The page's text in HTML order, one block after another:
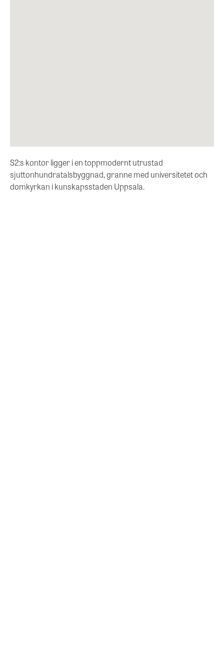
S2:s kontor ligger i en toppmodernt utrustad
sjuttonhundratalsbyggnad, granne med universitetet och
domkyrkan i kunskapsstaden Uppsala.